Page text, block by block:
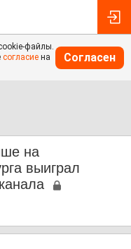
файлы.
согласие на
Согласен
на
выиграл